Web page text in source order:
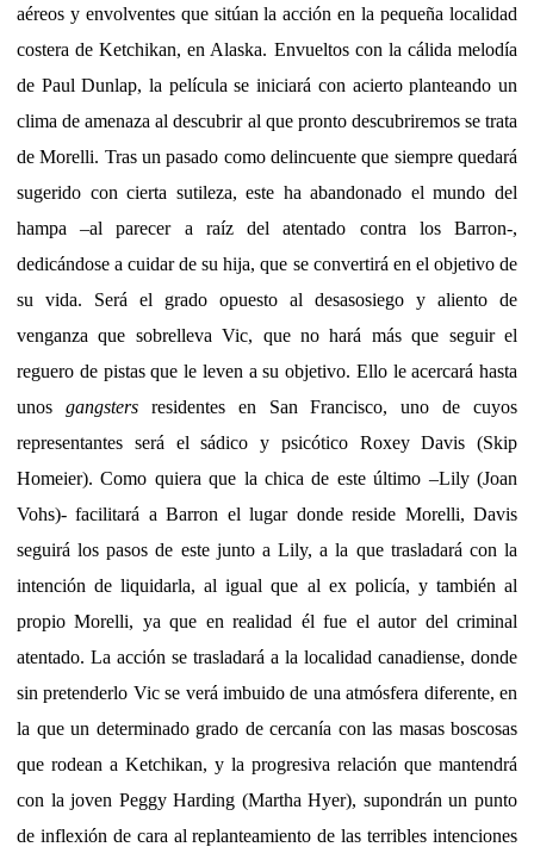
aéreos y envolventes que sitúan la acción en la pequeña localidad
costera de Ketchikan, en Alaska. Envueltos con la cálida melodía
de Paul Dunlap, la película se iniciará con acierto planteando un
clima de amenaza al descubrir al que pronto descubriremos se trata
de Morelli. Tras un pasado como delincuente que siempre quedará
sugerido con cierta sutileza, este ha abandonado el mundo del
hampa –al parecer a raíz del atentado contra los Barron-,
dedicándose a cuidar de su hija, que se convertirá en el objetivo de
su vida. Será el grado opuesto al desasosiego y aliento de
venganza que sobrelleva Vic, que no hará más que seguir el
reguero de pistas que le leven a su objetivo. Ello le acercará hasta
unos gangstersresidentes en San Francisco, uno de cuyos
representantes será el sádico y psicótico Roxey Davis (Skip
Homeier). Como quiera que la chica de este último –Lily (Joan
Vohs)- facilitará a Barron el lugar donde reside Morelli, Davis
seguirá los pasos de este junto a Lily, a la que trasladará con la
intención de liquidarla, al igual que al ex policía, y también al
propio Morelli, ya que en realidad él fue el autor del criminal
atentado. La acción se trasladará a la localidad canadiense, donde
sin pretenderlo Vic se verá imbuido de una atmósfera diferente, en
la que un determinado grado de cercanía con las masas boscosas
que rodean a Ketchikan, y la progresiva relación que mantendrá
con la joven Peggy Harding (Martha Hyer), supondrán un punto
de inflexión de cara al replanteamiento de las terribles intenciones